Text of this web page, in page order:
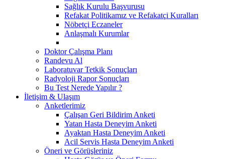
Sağlık Kurulu Başvurusu
Refakat Politikamız ve Refakatçi Kuralları
Nöbetçi Eczaneler
Anlaşmalı Kurumlar
Doktor Çalışma Planı
Randevu Al
Laboratuvar Tetkik Sonuçları
Radyoloji Rapor Sonuçları
Bu Test Nerede Yapılır ?
İletişim & Ulaşım
Anketlerimiz
Çalışan Geri Bildirim Anketi
Yatan Hasta Deneyim Anketi
Ayaktan Hasta Deneyim Anketi
Acil Servis Hasta Deneyim Anketi
Öneri ve Görüşleriniz